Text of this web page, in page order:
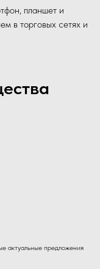
планшет и
в торговых сетях и
актуальные предложения